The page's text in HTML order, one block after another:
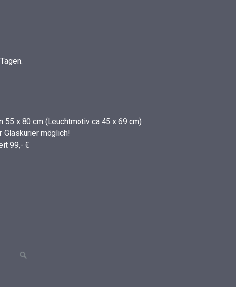
55 x 80 cm (Leuchtmotiv ca 45 x 69 cm)
Glaskurier möglich!
99,- €